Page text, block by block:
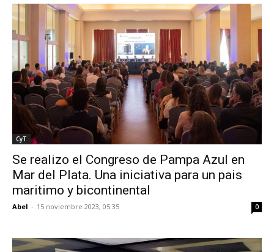
CyT
Se realizo el Congreso de Pampa Azul en
Mar del Plata. Una iniciativa para un pais
maritimo y bicontinental
Abel - 15 noviembre 2023, 05:35 0